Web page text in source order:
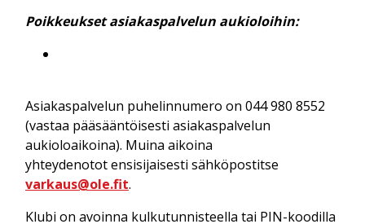
Poikkeukset asiakaspalvelun aukioloihin:
Asiakaspalvelun puhelinnumero on 044 980 8552
(vastaa pääsääntöisesti asiakaspalvelun
aukioloaikoina). Muina aikoina
yhteydenotot ensisijaisesti sähköpostitse
varkaus@ole.fit.
Klubi on avoinna kulkutunnisteella tai PIN-koodilla